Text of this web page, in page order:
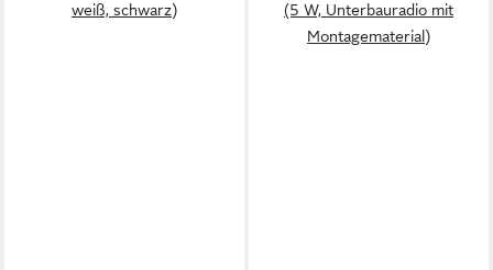
weiß, schwarz)
(5 W, Unterbauradio mit
Montagematerial)